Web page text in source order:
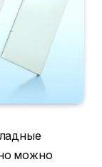
можно